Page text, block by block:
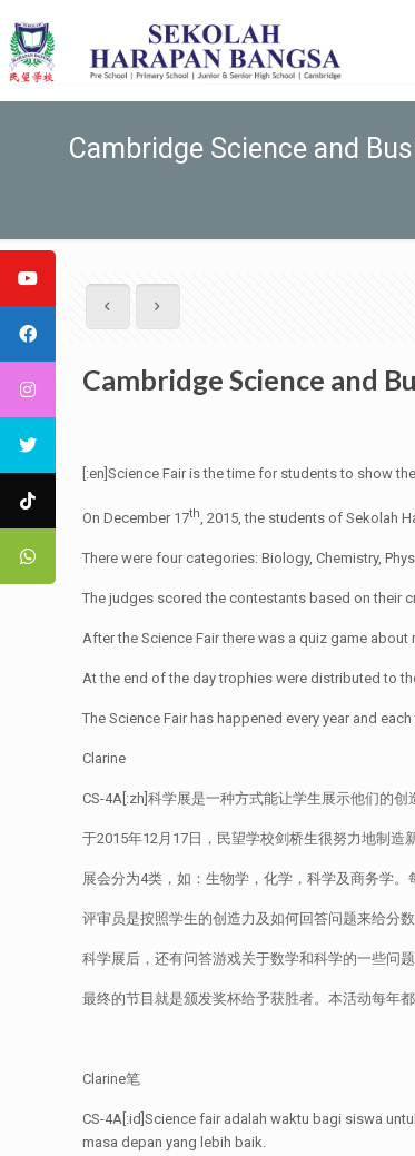
Cambridge Science and
Cambridge Science and
[:en]Science Fair is the time for students to show
On December 17th, 2015, the students of Sekolah
There were four categories: Biology, Chemistry,
The judges scored the contestants based on their
After the Science Fair there was a quiz game
At the end of the day trophies were distributed to
The Science Fair has happened every year and
Clarine
CS-4A[:zh]科学展是一种方式能让学生展示他们的
于2015年12月17日，民望学校剑桥生很努力地制造
展会分为4类，如：生物学，化学，科学及商务学。
评审员是按照学生的创造力及如何回答问题来给分数
科学展后，还有问答游戏关于数学和科学的一些问
最终的节目就是颁发奖杯给予获胜者。本活动每年
Clarine笔
CS-4A[:id]Science fair adalah waktu bagi siswa
masa depan yang lebih baik.